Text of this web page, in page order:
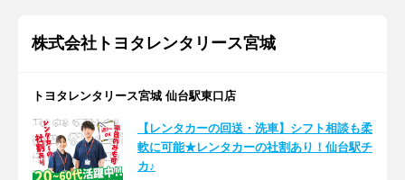
株式会社トヨタレンタリース宮城
トヨタレンタリース宮城 仙台駅東口店
【レンタカーの回送・洗車】シフト相談も柔
軟に可能★レンタカーの社割あり！仙台駅チ
カ♪